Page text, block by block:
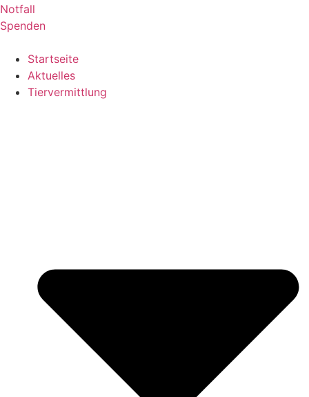
Notfall
Spenden
Startseite
Aktuelles
Tiervermittlung